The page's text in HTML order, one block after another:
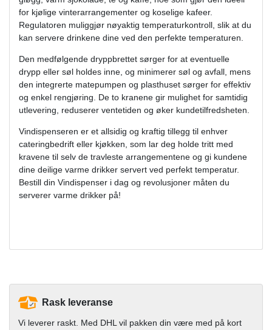
for kjølige vinterarrangementer og koselige kafeer.
Regulatoren muliggjør nøyaktig temperaturkontroll, slik at du
kan servere drinkene dine ved den perfekte temperaturen.
Den medfølgende dryppbrettet sørger for at eventuelle
drypp eller søl holdes inne, og minimerer søl og avfall, mens
den integrerte matepumpen og plasthuset sørger for effektiv
og enkel rengjøring. De to kranene gir mulighet for samtidig
utlevering, reduserer ventetiden og øker kundetilfredsheten.
Vindispenseren er et allsidig og kraftig tillegg til enhver
cateringbedrift eller kjøkken, som lar deg holde tritt med
kravene til selv de travleste arrangementene og gi kundene
dine deilige varme drikker servert ved perfekt temperatur.
Bestill din Vindispenser i dag og revolusjoner måten du
serverer varme drikker på!
Rask leveranse
Vi leverer raskt. Med DHL vil pakken din være med på kort